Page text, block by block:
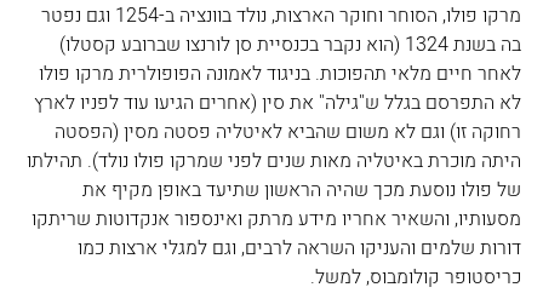
מרקו פולו, הסוחר וחוקר הארצות, נולד בוונציה ב-1254 וגם נפטר
בה בשנת 1324 (הוא נקבר בכנסיית סן לורנצו שברובע קסטלו)
לאחר חיים מלאי תהפוכות. בניגוד לאמונה הפופולרית מרקו פולו
לא התפרסם בגלל ש"גילה" את סין (אחרים הגיעו עוד לפניו לארץ
רחוקה זו) וגם לא משום שהביא לאיטליה פסטה מסין (הפסטה
היתה מוכרת באיטליה מאות שנים לפני שמרקו פולו נולד). תהילתו
של פולו נוסעת מכך שהיה הראשון שתיעד באופן מקיף את
מסעותיו, והשאיר אחריו מידע מרתק ואינספור אנקדוטות שריתקו
דורות שלמים והעניקו השראה לרבים, וגם למגלי ארצות כמו
כריסטופר קולומבוס, למשל.